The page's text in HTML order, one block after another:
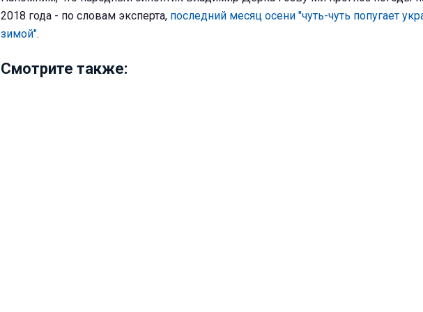
2018 года - по словам эксперта, последний месяц осени "чуть-чуть попугает
зимой".
Смотрите также: